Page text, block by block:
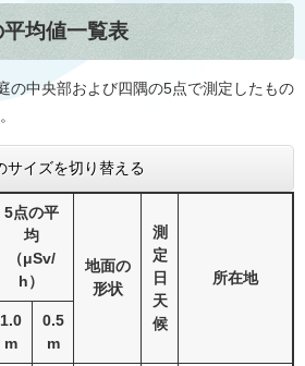
均値一覧表
中央部および四隅の5点で測定したもの
サイズを切り替える
5点の平
均
（μSv/
h）
地面の
形状
測
定
日
天
候
所在地
1.0
m
0.5
m